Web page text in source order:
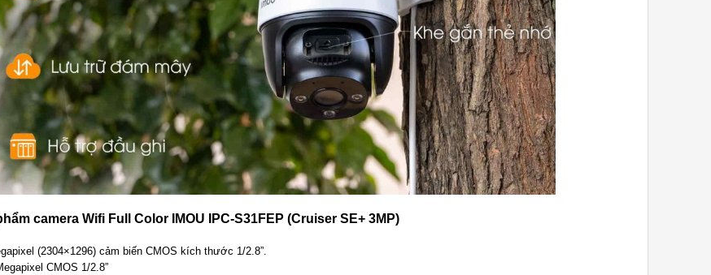
camera Wifi Full Color IMOU IPC-S31FEP (Cruiser SE+ 3MP)
(2304×1296) cảm biến CMOS kích thước 1/2.8”.
CMOS 1/2.8”